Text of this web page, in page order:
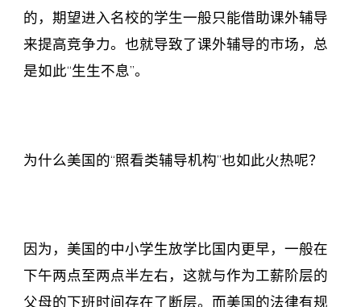
的，期望进入名校的学生一般只能借助课外辅导
来提高竞争力。也就导致了课外辅导的市场，总
是如此“生生不息”。
为什么美国的“照看类辅导机构”也如此火热呢？
因为，美国的中小学生放学比国内更早，一般在
下午两点至两点半左右，这就与作为工薪阶层的
父母的下班时间存在了断层。而美国的法律有规